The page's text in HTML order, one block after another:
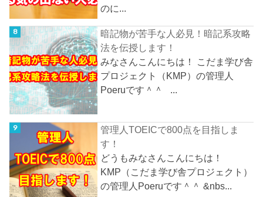
のに...
暗記物が苦手な人必見！暗記系攻略
法を伝授します！
みなさんこんにちは！ こだま学び舎
プロジェクト（KMP）の管理人
Poeruです＾＾ ...
管理人TOEICで800点を目指しま
す！
どうもみなさんこんにちは！
KMP（こだま学び舎プロジェクト）
の管理人Poeruです＾＾ &nbs...